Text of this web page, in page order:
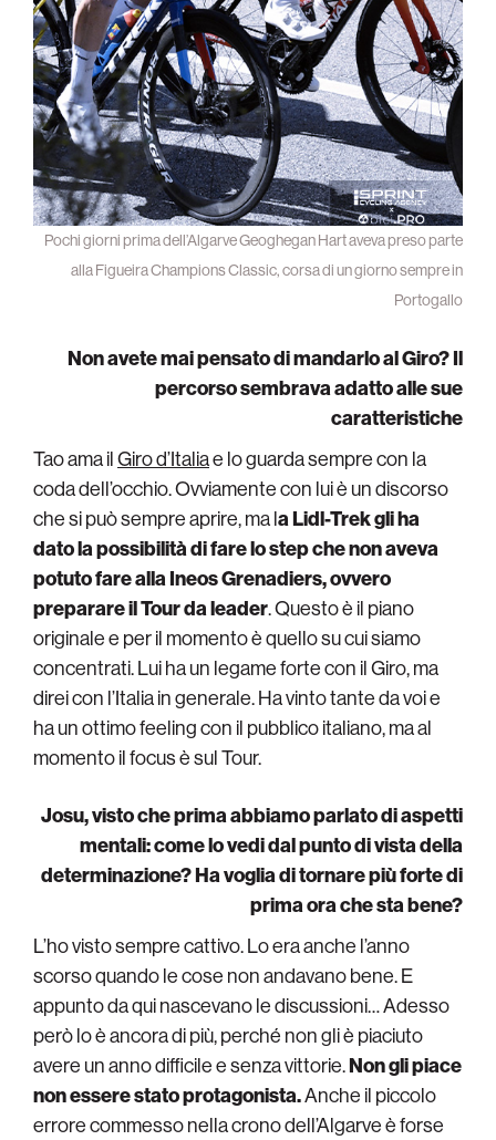
Pochi giorni prima dell’Algarve Geoghegan Hart aveva preso parte
alla Figueira Champions Classic, corsa di un giorno sempre in
Portogallo
Non avete mai pensato di mandarlo al Giro? Il
percorso sembrava adatto alle sue
caratteristiche
Tao ama ilGiro d’Italiae lo guarda sempre con la
coda dell’occhio. Ovviamente con lui è un discorso
che si può sempre aprire, ma la Lidl-Trek gli ha
dato la possibilità di fare lo step che non aveva
potuto fare alla Ineos Grenadiers, ovvero
preparare il Tour da leader. Questo è il piano
originale e per il momento è quello su cui siamo
concentrati. Lui ha un legame forte con il Giro, ma
direi con l’Italia in generale. Ha vinto tante da voi e
ha un ottimo feeling con il pubblico italiano, ma al
momento il focus è sul Tour.
Josu, visto che prima abbiamo parlato di aspetti
mentali: come lo vedi dal punto di vista della
determinazione? Ha voglia di tornare più forte di
prima ora che sta bene?
L’ho visto sempre cattivo. Lo era anche l’anno
scorso quando le cose non andavano bene. E
appunto da qui nascevano le discussioni… Adesso
però lo è ancora di più, perché non gli è piaciuto
avere un anno difficile e senza vittorie.Non gli piace
non essere stato protagonista.Anche il piccolo
errore commesso nella crono dell’Algarve è forse